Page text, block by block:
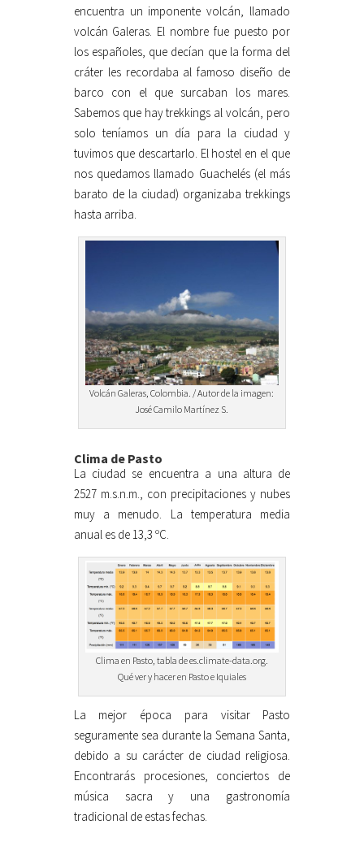
encuentra un imponente volcán, llamado
volcán Galeras. El nombre fue puesto por
los españoles, que decían que la forma del
cráter les recordaba al famoso diseño de
barco con el que surcaban los mares.
Sabemos que hay trekkings al volcán, pero
solo teníamos un día para la ciudad y
tuvimos que descartarlo. El hostel en el que
nos quedamos llamado Guachelés (el más
barato de la ciudad) organizaba trekkings
hasta arriba.
Volcán Galeras, Colombia. / Autor de la imagen:
José Camilo Martínez S.
Clima de Pasto
La ciudad se encuentra a una altura de
2527 m.s.n.m., con precipitaciones y nubes
muy a menudo. La temperatura media
anual es de 13,3 ºC.
Clima en Pasto, tabla de es.climate-data.org.
Qué ver y hacer en Pasto e Iquiales
La mejor época para visitar Pasto
seguramente sea durante la Semana Santa,
debido a su carácter de ciudad religiosa.
Encontrarás procesiones, conciertos de
música sacra y una gastronomía
tradicional de estas fechas.